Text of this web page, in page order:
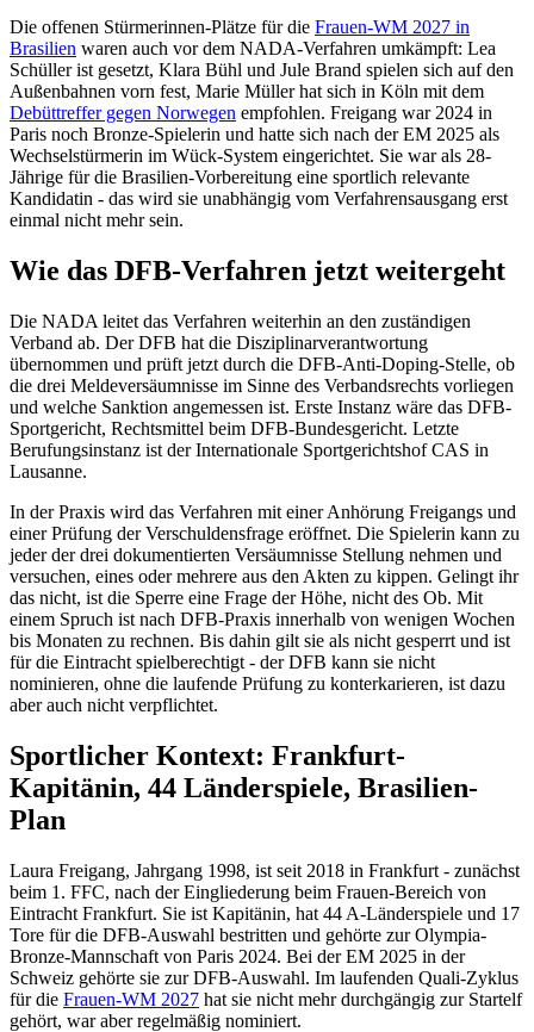
Die offenen Stürmerinnen-Plätze für die Frauen-WM 2027 in
Brasilien waren auch vor dem NADA-Verfahren umkämpft: Lea
Schüller ist gesetzt, Klara Bühl und Jule Brand spielen sich auf den
Außenbahnen vorn fest, Marie Müller hat sich in Köln mit dem
Debüttreffer gegen Norwegen empfohlen. Freigang war 2024 in
Paris noch Bronze-Spielerin und hatte sich nach der EM 2025 als
Wechselstürmerin im Wück-System eingerichtet. Sie war als 28-
Jährige für die Brasilien-Vorbereitung eine sportlich relevante
Kandidatin - das wird sie unabhängig vom Verfahrensausgang erst
einmal nicht mehr sein.
Wie das DFB-Verfahren jetzt weitergeht
Die NADA leitet das Verfahren weiterhin an den zuständigen
Verband ab. Der DFB hat die Disziplinarverantwortung
übernommen und prüft jetzt durch die DFB-Anti-Doping-Stelle, ob
die drei Meldeversäumnisse im Sinne des Verbandsrechts vorliegen
und welche Sanktion angemessen ist. Erste Instanz wäre das DFB-
Sportgericht, Rechtsmittel beim DFB-Bundesgericht. Letzte
Berufungsinstanz ist der Internationale Sportgerichtshof CAS in
Lausanne.
In der Praxis wird das Verfahren mit einer Anhörung Freigangs und
einer Prüfung der Verschuldensfrage eröffnet. Die Spielerin kann zu
jeder der drei dokumentierten Versäumnisse Stellung nehmen und
versuchen, eines oder mehrere aus den Akten zu kippen. Gelingt ihr
das nicht, ist die Sperre eine Frage der Höhe, nicht des Ob. Mit
einem Spruch ist nach DFB-Praxis innerhalb von wenigen Wochen
bis Monaten zu rechnen. Bis dahin gilt sie als nicht gesperrt und ist
für die Eintracht spielberechtigt - der DFB kann sie nicht
nominieren, ohne die laufende Prüfung zu konterkarieren, ist dazu
aber auch nicht verpflichtet.
Sportlicher Kontext: Frankfurt-
Kapitänin, 44 Länderspiele, Brasilien-
Plan
Laura Freigang, Jahrgang 1998, ist seit 2018 in Frankfurt - zunächst
beim 1. FFC, nach der Eingliederung beim Frauen-Bereich von
Eintracht Frankfurt. Sie ist Kapitänin, hat 44 A-Länderspiele und 17
Tore für die DFB-Auswahl bestritten und gehörte zur Olympia-
Bronze-Mannschaft von Paris 2024. Bei der EM 2025 in der
Schweiz gehörte sie zur DFB-Auswahl. Im laufenden Quali-Zyklus
für die Frauen-WM 2027 hat sie nicht mehr durchgängig zur Startelf
gehört, war aber regelmäßig nominiert.